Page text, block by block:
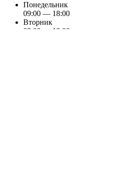
Понедельник
09:00 — 18:00
Вторник
09:00 — 18:00